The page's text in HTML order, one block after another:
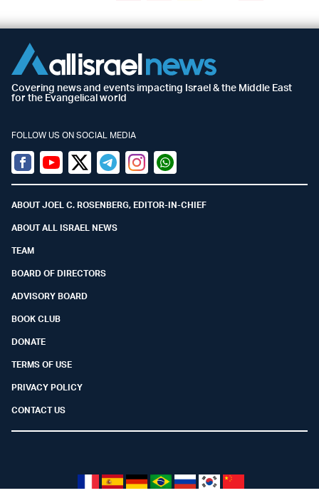
Covering news and events impacting Israel & the Middle East
for the Evangelical world
FOLLOW US ON SOCIAL MEDIA
Facebook
YoutubeTwitter (X)
TelegramInstagramWhatsapp
ABOUT JOEL C. ROSENBERG, EDITOR-IN-CHIEF
ABOUT ALL ISRAEL NEWS
TEAM
BOARD OF DIRECTORS
ADVISORY BOARD
BOOK CLUB
DONATE
TERMS OF USE
PRIVACY POLICY
CONTACT US